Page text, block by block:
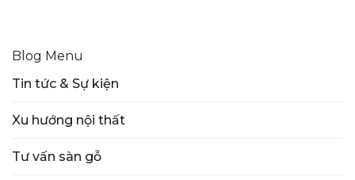
Blog Menu
Tin tức & Sự kiện
Xu hướng nội thất
Tư vấn sàn gỗ